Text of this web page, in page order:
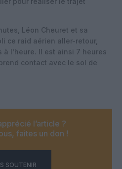
Léon Cheuret et sa
ce raid aérien aller-retour,
l’heure. Il est ainsi 7 heures
contact avec le sol de
l’article ?
faites un don !
SOUTENIR